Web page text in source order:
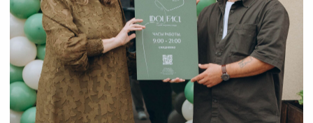
но и развивать его сама. Так я открыла
салон в Германии. Уже в первый месяц
работы я увидела высокий интерес
клиентов и убедилась, что сделала
правильный выбор.»
Этот салон стал первым